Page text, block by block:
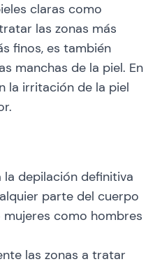
claras como
las zonas más
finos, es también
manchas de la piel. En
la irritación de la piel
depilación definitiva
parte del cuerpo
como hombres
las zonas a tratar